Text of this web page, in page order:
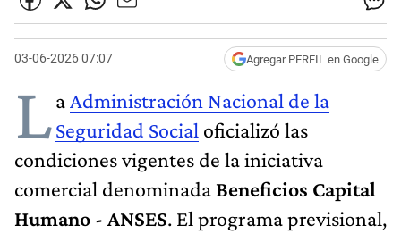
03-06-2026 07:07 Agregar PERFIL en Google
La Administración Nacional de la
Seguridad Social oficializó las
condiciones vigentes de la iniciativa
comercial denominada Beneficios Capital
Humano - ANSES. El programa previsional,